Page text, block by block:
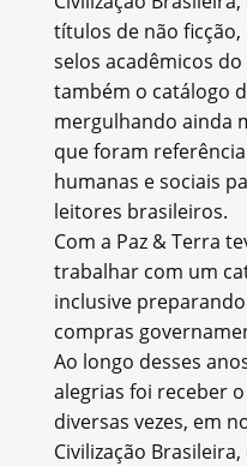
títulos de não
selos acadêmicos
também o catálogo
mergulhando ainda
que foram
humanas e sociais
leitores brasileiros.
Com a Paz & Terra
trabalhar com um
inclusive
compras
Ao longo desses
alegrias foi receber
diversas vezes, em
Civilização